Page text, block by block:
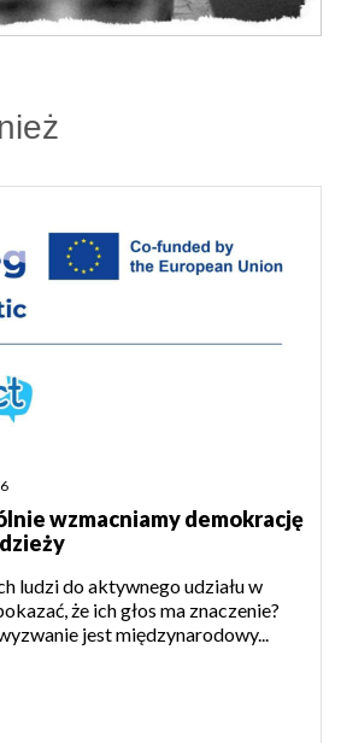
wzmacniamy demokrację
ludzi do aktywnego udziału w
że ich głos ma znaczenie?
jest międzynarodowy...